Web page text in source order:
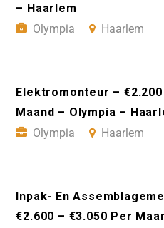
– Haarlem
Olympia
Haarlem
Elektromonteur –
Maand – Olympia –
Olympia
Haarlem
Inpak- En
€2.600 – €3.050 Per